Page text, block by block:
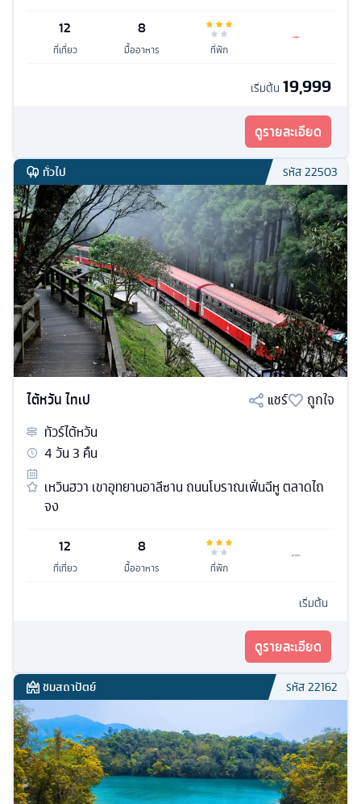
12
ที่เที่ยว
8
มื้ออาหาร ที่พัก
เริ่มต้น 19,999
ดูรายละเอียด
ทั่วไป รหัส22503
ไต้หวัน ไทเป แชร์
ถูกใจ
ทัวร์ไต้หวัน
4วัน3 คืน
เหวินฮวา เขาอุทยานอาลีซาน ถนนโบราณเฟิ่นฉีหู ตลาดไถ
จง
12
ที่เที่ยว
8
มื้ออาหาร ที่พัก
เริ่มต้น
ดูรายละเอียด
ชมสถาปัตย์ รหัส22162